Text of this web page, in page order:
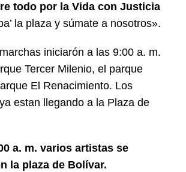
todo por la Vida con Justicia
la plaza y súmate a nosotros».
iniciarón a las 9:00 a. m.
Tercer Milenio, el parque
El Renacimiento. Los
estan llegando a la Plaza de
a. m. varios artistas se
la plaza de Bolívar.